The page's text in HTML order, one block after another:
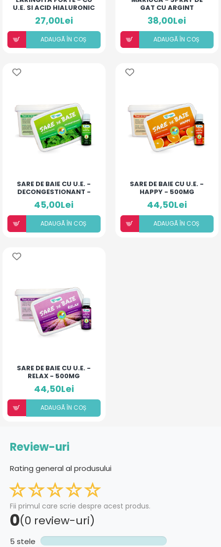
U.E. SI ACID HIALURONIC
(LĂMÂIE)
27,00Lei
ADAUGÃ ÎN COȘ
GAT CU ARGINT
COLOIDAL SI
ANTIBIOTIC - COMPLEX
- 10 ML
38,00Lei
ADAUGÃ ÎN COȘ
SARE DE BAIE CU U.E. -
DECONGESTIONANT -
500MG
45,00Lei
ADAUGÃ ÎN COȘ
SARE DE BAIE CU U.E. -
HAPPY - 500MG
44,50Lei
ADAUGÃ ÎN COȘ
SARE DE BAIE CU U.E. -
RELAX - 500MG
44,50Lei
ADAUGÃ ÎN COȘ
Review-uri
Rating general al produsului
Fii primul care scrie despre acest produs.
0(0 review-uri)
5 stele